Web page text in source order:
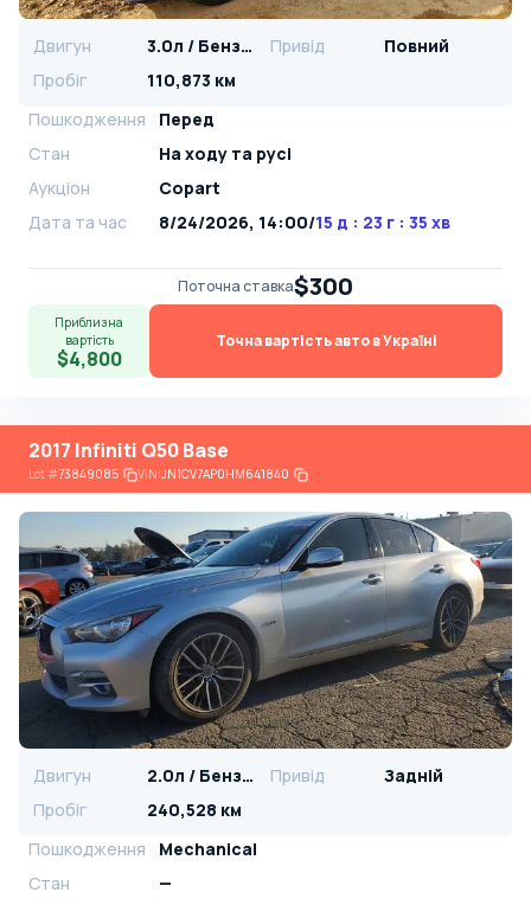
Двигун 3.0л / Бензин Привід
Повний
Пробіг
110,873 км
Пошкодження
Перед
Стан
На ​​ходу та русі
Аукціон
Copart
Дата та час
8/24/2026, 14:00/15 д : 23 г : 35 хв
Поточна ставка$300
Приблизна
вартість
$4,800
Точна вартість авто в Україні
2017 Infiniti Q50 Base
Lot#73849085 VIN:JN1CV7AP0HM641840
Двигун 2.0л / Бензин Привід
Задній
Пробіг
240,528 км
Пошкодження
Mechanical
Стан
—